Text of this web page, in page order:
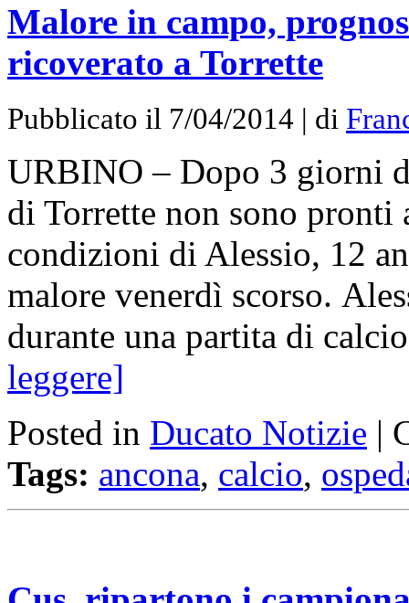
Malore in campo,
ricoverato a Torrette
Pubblicato il 7/04/2014 | di
URBINO – Dopo 3 giorni
di Torrette non sono
condizioni di Alessio, 12
malore venerdì scorso.
durante una partita di
leggere]
Posted in Ducato Notizie |
Tags: ancona, calcio,